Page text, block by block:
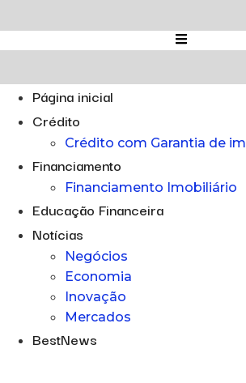
para
o
Página inicial
Crédito
Crédito com Garantia de
Financiamento
Financiamento Imobiliário
Educação Financeira
Notícias
Negócios
Economia
Inovação
Mercados
BestNews